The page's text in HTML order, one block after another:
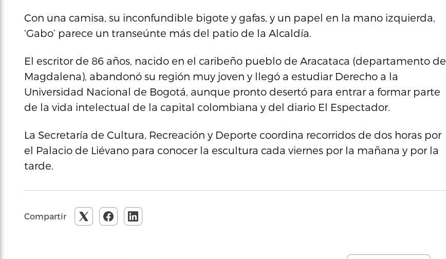
Con una camisa, su inconfundible bigote y gafas, y un papel en la mano izquierda,
‘Gabo’ parece un transeúnte más del patio de la Alcaldía.
El escritor de 86 años, nacido en el caribeño pueblo de Aracataca (departamento de
Magdalena), abandonó su región muy joven y llegó a estudiar Derecho a la
Universidad Nacional de Bogotá, aunque pronto desertó para entrar a formar parte
de la vida intelectual de la capital colombiana y del diario El Espectador.
La Secretaría de Cultura, Recreación y Deporte coordina recorridos de dos horas por
el Palacio de Liévano para conocer la escultura cada viernes por la mañana y por la
tarde.
Compartir